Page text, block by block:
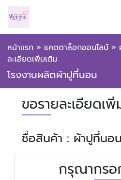
หน้าแรก » แคตตาล็อกออนไลน์ »
ละเอียดเพิ่มเติม
โรงงานผลิตผ้าปูที่นอน
ขอรายละเอียดเ
ชื่อสินค้า : ผ้าปูที่นอ
กรุณากร